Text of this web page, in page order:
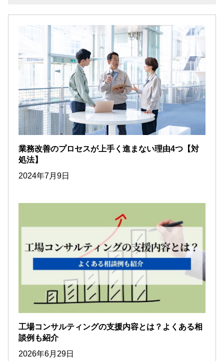
業務改善のプロセスが上手く進まない理由4つ【対
処法】
2024年7月9日
工場コンサルティングの支援内容とは？よくある相
談例も紹介
2026年6月29日